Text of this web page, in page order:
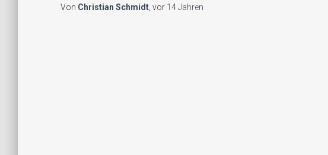
Von Christian Schmidt , vor 14 Jahren